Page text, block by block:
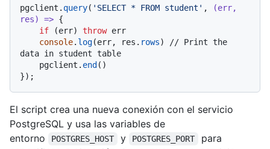
pgclient. query( 'SELECT * FROM student' , (err,
res) => {
if (err) throw err
console. log(err, res. rows)
// Print the
data in student table
    pgclient.
end ()
El script crea una nueva conexión con el servicio
PostgreSQL y usa las variables de
entorno
POSTGRES_HOST y POSTGRES_PORT
para